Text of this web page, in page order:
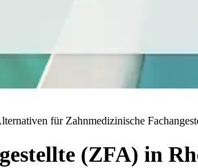
für Zahnmedizinische
(ZFA) in